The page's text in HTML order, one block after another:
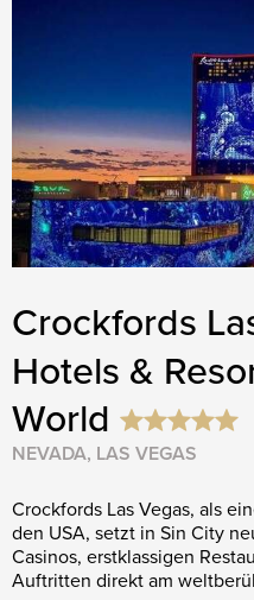
Crockfords
Hotels &
World
NEVADA, LAS VEGAS
Crockfords Las Vegas, als
den USA, setzt in Sin City
Casinos, erstklassigen
Auftritten direkt am